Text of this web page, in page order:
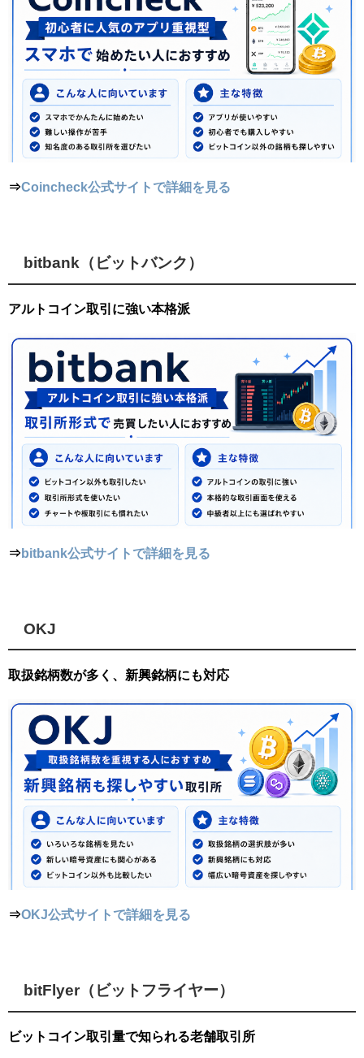
⇒Coincheck公式サイトで詳細を見る
bitbank（ビットバンク）
アルトコイン取引に強い本格派
⇒bitbank公式サイトで詳細を見る
OKJ
取扱銘柄数が多く、新興銘柄にも対応
⇒OKJ公式サイトで詳細を見る
bitFlyer（ビットフライヤー）
ビットコイン取引量で知られる老舗取引所